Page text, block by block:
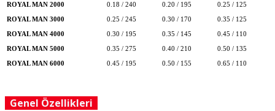
ROYAL MAN 2000 0.18 / 240 0.20 / 195
0.25 / 125
ROYAL MAN 3000
0.25 / 245 0.30 / 170
0.35 / 125
ROYAL MAN 4000
0.30 / 195 0.35 / 145
0.45 / 110
ROYAL MAN 5000
0.35 / 275 0.40 / 210
0.50 / 135
ROYAL MAN 6000
0.45 / 195 0.50 / 155 0.65 / 110
Genel Özellikleri